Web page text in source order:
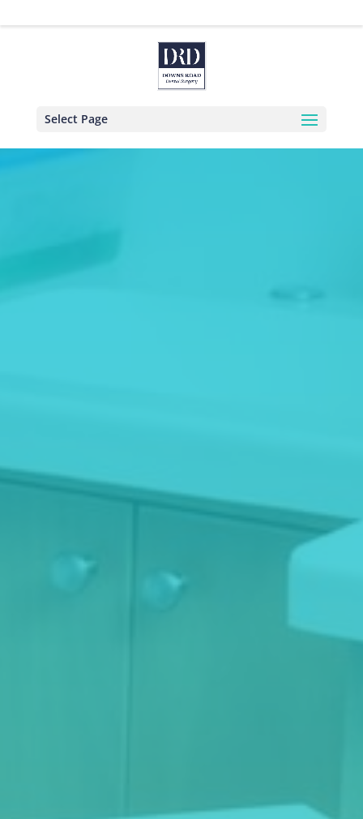
Select Page